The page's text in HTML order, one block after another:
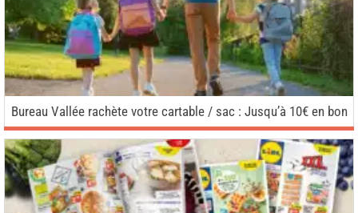
Bureau Vallée rachète votre cartable / sac : Jusqu’à 10€ en bon